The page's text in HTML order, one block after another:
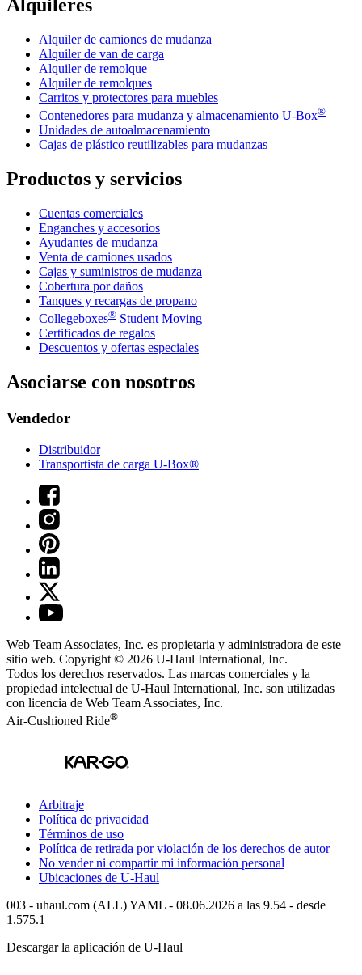
Alquileres
Alquiler de camiones de mudanza
Alquiler de van de carga
Alquiler de remolque
Alquiler de remolques
Carritos y protectores para muebles
Contenedores para mudanza y almacenamiento U-Box®
Unidades de autoalmacenamiento
Cajas de plástico reutilizables para mudanzas
Productos y servicios
Cuentas comerciales
Enganches y accesorios
Ayudantes de mudanza
Venta de camiones usados
Cajas y suministros de mudanza
Cobertura por daños
Tanques y recargas de propano
Collegeboxes® Student Moving
Certificados de regalos
Descuentos y ofertas especiales
Asociarse con nosotros
Vendedor
Distribuidor
Transportista de carga U-Box®
Web Team Associates, Inc. es propietaria y administradora de este
sitio web. Copyright © 2026 U-Haul International, Inc.
Todos los derechos reservados. Las marcas comerciales y la
propiedad intelectual de U-Haul International, Inc. son utilizadas
con licencia de Web Team Associates, Inc.
Air-Cushioned Ride®
Arbitraje
Política de privacidad
Términos de uso
Política de retirada por violación de los derechos de autor
No vender ni compartir mi información personal
Ubicaciones de U-Haul
003 - uhaul.com (ALL) YAML - 08.06.2026 a las 9.54 - desde
1.575.1
Descargar la aplicación de U-Haul